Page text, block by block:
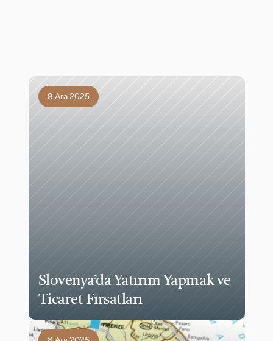
8 Ara 2025
Slovenya’da Yatırım Yapmak ve
Ticaret Fırsatları